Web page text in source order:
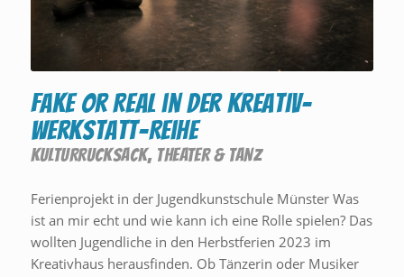
FAKE or REAL in der Kreativ-
Werkstatt-Reihe
KULTURRUCKSACK, THEATER & TANZ
Ferienprojekt in der Jugendkunstschule Münster Was
ist an mir echt und wie kann ich eine Rolle spielen? Das
wollten Jugendliche in den Herbstferien 2023 im
Kreativhaus herausfinden. Ob Tänzerin oder Musiker